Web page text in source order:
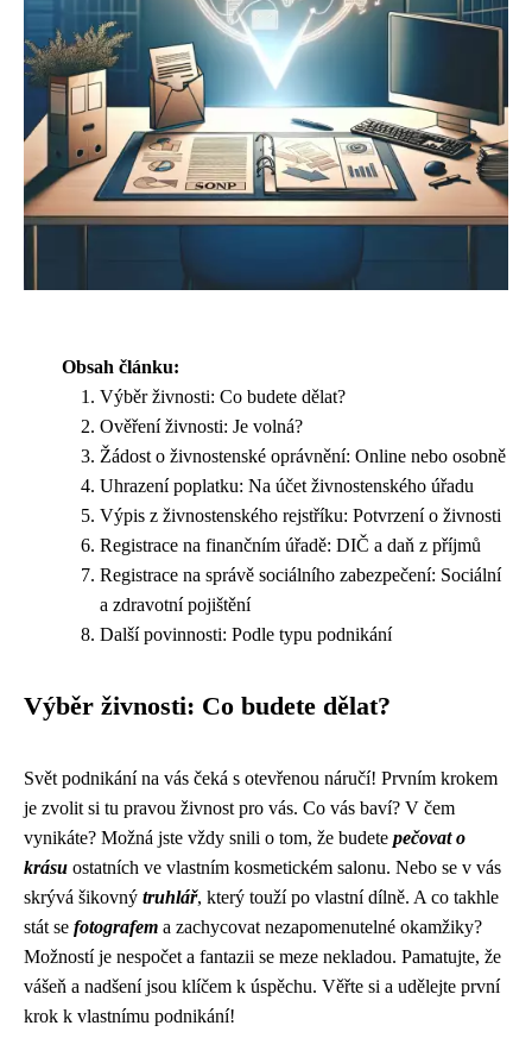
Obsah článku:
Výběr živnosti: Co budete dělat?
Ověření živnosti: Je volná?
Žádost o živnostenské oprávnění: Online nebo osobně
Uhrazení poplatku: Na účet živnostenského úřadu
Výpis z živnostenského rejstříku: Potvrzení o živnosti
Registrace na finančním úřadě: DIČ a daň z příjmů
Registrace na správě sociálního zabezpečení: Sociální
a zdravotní pojištění
Další povinnosti: Podle typu podnikání
Výběr živnosti: Co budete dělat?
Svět podnikání na vás čeká s otevřenou náručí! Prvním krokem
je zvolit si tu pravou živnost pro vás. Co vás baví? V čem
vynikáte? Možná jste vždy snili o tom, že budete pečovat o
krásu ostatních ve vlastním kosmetickém salonu. Nebo se v vás
skrývá šikovný truhlář, který touží po vlastní dílně. A co takhle
stát se fotografem a zachycovat nezapomenutelné okamžiky?
Možností je nespočet a fantazii se meze nekladou. Pamatujte, že
vášeň a nadšení jsou klíčem k úspěchu. Věřte si a udělejte první
krok k vlastnímu podnikání!